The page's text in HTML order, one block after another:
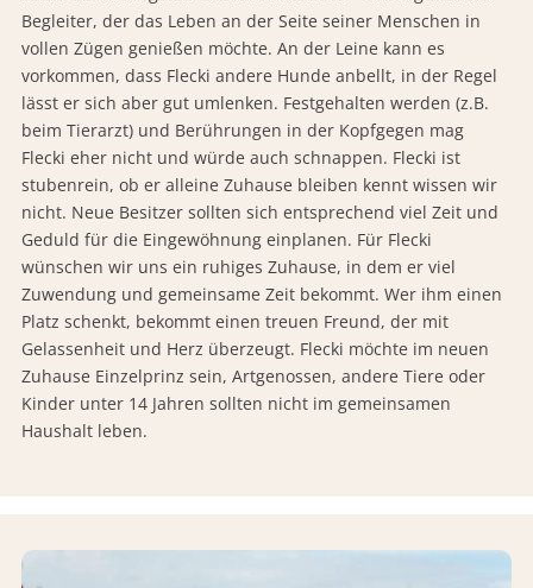
Begleiter, der das Leben an der Seite seiner Menschen in
vollen Zügen genießen möchte. An der Leine kann es
vorkommen, dass Flecki andere Hunde anbellt, in der Regel
lässt er sich aber gut umlenken. Festgehalten werden (z.B.
beim Tierarzt) und Berührungen in der Kopfgegen mag
Flecki eher nicht und würde auch schnappen. Flecki ist
stubenrein, ob er alleine Zuhause bleiben kennt wissen wir
nicht. Neue Besitzer sollten sich entsprechend viel Zeit und
Geduld für die Eingewöhnung einplanen. Für Flecki
wünschen wir uns ein ruhiges Zuhause, in dem er viel
Zuwendung und gemeinsame Zeit bekommt. Wer ihm einen
Platz schenkt, bekommt einen treuen Freund, der mit
Gelassenheit und Herz überzeugt. Flecki möchte im neuen
Zuhause Einzelprinz sein, Artgenossen, andere Tiere oder
Kinder unter 14 Jahren sollten nicht im gemeinsamen
Haushalt leben.